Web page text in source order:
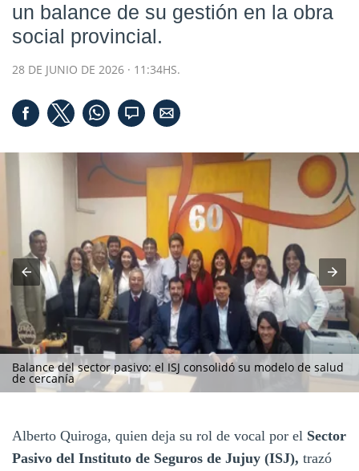
un balance de su gestión en la obra
social provincial.
28 DE JUNIO DE 2026 · 11:34HS.
Balance del sector pasivo: el ISJ consolidó su modelo de salud
de cercanía
Alberto Quiroga, quien deja su rol de vocal por el Sector
Pasivo del Instituto de Seguros de Jujuy (ISJ), trazó